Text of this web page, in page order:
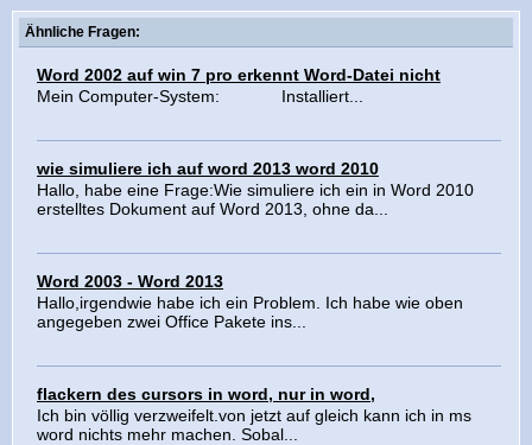
Ähnliche Fragen:
Word 2002 auf win 7 pro erkennt Word-Datei nicht
Mein Computer-System: Installiert...
wie simuliere ich auf word 2013 word 2010
Hallo, habe eine Frage:Wie simuliere ich ein in Word 2010
erstelltes Dokument auf Word 2013, ohne da...
Word 2003 - Word 2013
Hallo,irgendwie habe ich ein Problem. Ich habe wie oben
angegeben zwei Office Pakete ins...
flackern des cursors in word, nur in word,
Ich bin völlig verzweifelt.von jetzt auf gleich kann ich in ms
word nichts mehr machen. Sobal...